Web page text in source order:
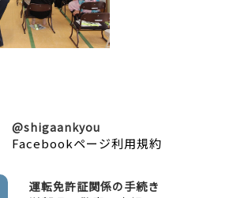
@shigaankyou
Facebookページ利用規約
運転免許証関係の手続き